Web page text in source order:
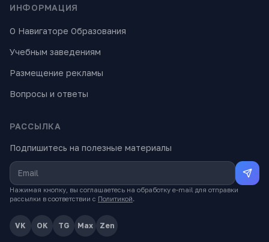
ИНФОРМАЦИЯ
О Навигаторе Образования
Учебным заведениям
Размещение рекламы
Вопросы и ответы
РАССЫЛКА
Подпишитесь на полезные материалы
Нажимая кнопку, вы соглашаетесь на обработку e-mail для отправки
рассылки в соответствии с Политикой.
VK OK TG Max Zen